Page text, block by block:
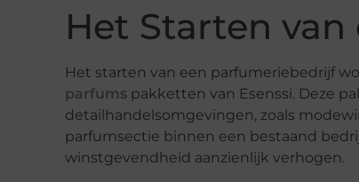
Het Starten
Het starten van een parfumeriebedrijf
parfums pakketten van Esenssi. Deze
detailhandelsomgevingen, zoals
parfumsectie binnen een bestaand
winstgevendheid aanzienlijk verhogen.